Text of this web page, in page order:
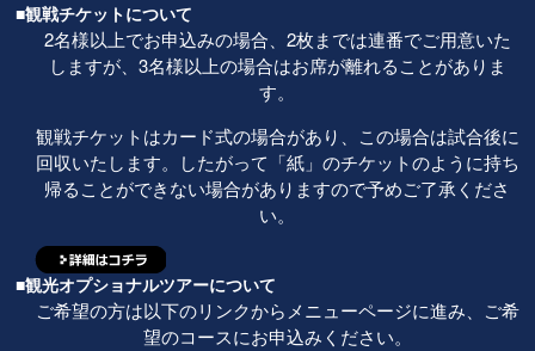
■観戦チケットについて
2名様以上でお申込みの場合、2枚までは連番でご用意いた
しますが、3名様以上の場合はお席が離れることがありま
す。
観戦チケットはカード式の場合があり、この場合は試合後に
回収いたします。したがって「紙」のチケットのように持ち
帰ることができない場合がありますので予めご了承くださ
い。
■観光オプショナルツアーについて
ご希望の方は以下のリンクからメニューページに進み、ご希
望のコースにお申込みください。